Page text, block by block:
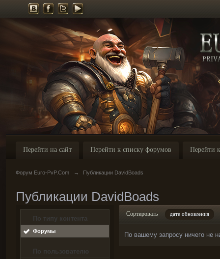
Перейти на сайт Перейти к списку форумов Перейти
Форум Euro-PvP.Com → Публикации DavidBoads
Публикации DavidBoads
По типу контента
Форумы
По пользователю
Сортировать дате обновления
По вашему запросу ничего не